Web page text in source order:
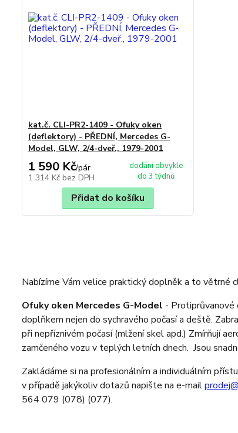
kat.č. CLI-PR2-1409 - Ofuky oken
(deflektory) - PŘEDNÍ, Mercedes G-
Model, GLW, 2/4-dveř., 1979-2001
1 590 Kč/pár
1 314 Kč bez DPH
dodání obvykle
do 3 týdnů
Přidat do košíku
Nabízíme Vám velice praktický doplněk a to větrné
Ofuky oken Mercedes G-Model - Protiprůvanové
doplňkem nejen do sychravého počasí a deště.
při nepříznivém počasí (mlžení skel apd.) Zmírňují
zamčeného vozu v teplých letních dnech. Jsou
Zakládáme si na profesionálním a individuálním
v případě jakýkoliv dotazů napište na e-mail
564 079 (078) (077).